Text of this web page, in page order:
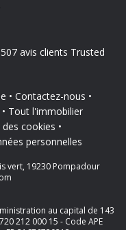
avis clients Trusted
Contactez-nous
Tout l'immobilier
cookies
personnelles
vert, 19230 Pompadour
au capital de 143
212 000 15 - Code APE